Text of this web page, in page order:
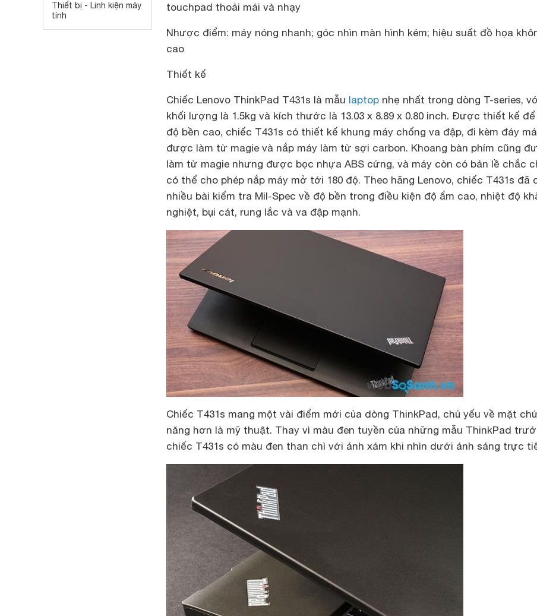
Thiết bị - Linh kiện máy
tính
touchpad thoải mái và nhạy
Nhược điểm: máy nóng nhanh; góc nhìn màn hình kém; hiệu suất đồ họa
cao
Thiết kế
Chiếc Lenovo ThinkPad T431s là mẫu laptop nhẹ nhất trong dòng T-series,
khối lượng là 1.5kg và kích thước là 13.03 x 8.89 x 0.80 inch. Được thiết kế
độ bền cao, chiếc T431s có thiết kế khung máy chống va đập, đi kèm đáy
được làm từ magie và nắp máy làm từ sợi carbon. Khoang bàn phím cũng
làm từ magie nhưng được bọc nhựa ABS cứng, và máy còn có bản lề chắc
có thể cho phép nắp máy mở tới 180 độ. Theo hãng Lenovo, chiếc T431s đã
nhiều bài kiểm tra Mil-Spec về độ bền trong điều kiện độ ẩm cao, nhiệt độ
nghiệt, bụi cát, rung lắc và va đập mạnh.
Chiếc T431s mang một vài điểm mới của dòng ThinkPad, chủ yếu về mặt
năng hơn là mỹ thuật. Thay vì màu đen tuyền của những mẫu ThinkPad
chiếc T431s có màu đen than chì với ánh xám khi nhìn dưới ánh sáng trực